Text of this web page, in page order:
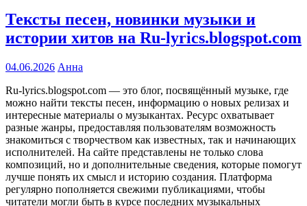
Тексты песен, новинки музыки и
истории хитов на Ru-lyrics.blogspot.com
04.06.2026 Анна
Ru-lyrics.blogspot.com — это блог, посвящённый музыке, где
можно найти тексты песен, информацию о новых релизах и
интересные материалы о музыкантах. Ресурс охватывает
разные жанры, предоставляя пользователям возможность
знакомиться с творчеством как известных, так и начинающих
исполнителей. На сайте представлены не только слова
композиций, но и дополнительные сведения, которые помогут
лучше понять их смысл и историю создания. Платформа
регулярно пополняется свежими публикациями, чтобы
читатели могли быть в курсе последних музыкальных